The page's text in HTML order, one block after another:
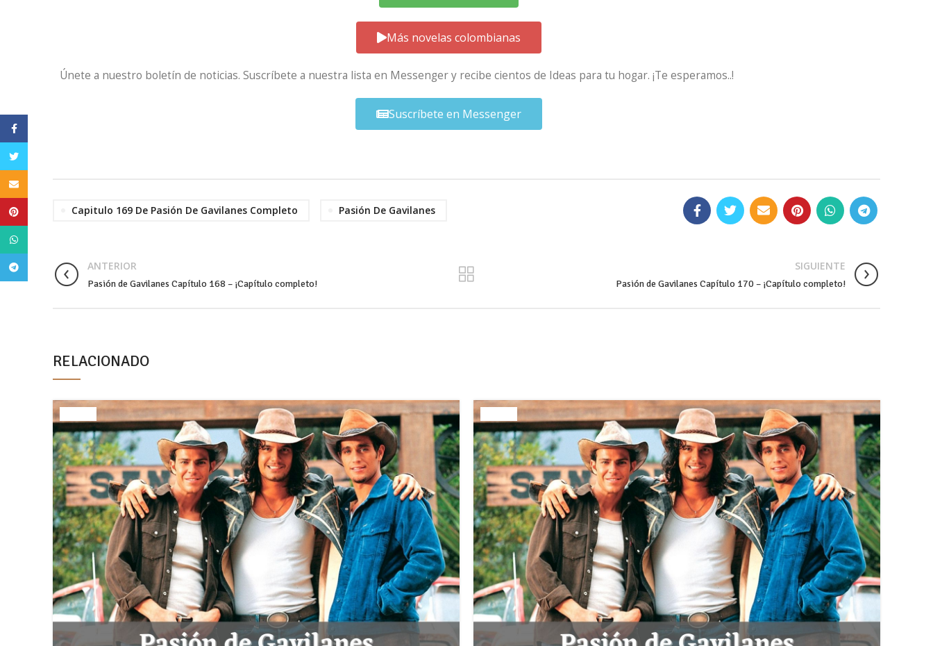
Más novelas colombianas
Únete a nuestro boletín de noticias. Suscríbete a nuestra lista en Messenger y recibe cientos de Ideas para tu hogar. ¡Te esperamos..!
Suscríbete en Messenger
Capitulo 169 De Pasión De Gavilanes Completo Pasión De Gavilanes
ANTERIOR
Pasión de Gavilanes Capítulo 168 – ¡Capítulo completo!
SIGUIENTE
Pasión de Gavilanes Capítulo 170 – ¡Capítulo completo!
RELACIONADO
Telegram